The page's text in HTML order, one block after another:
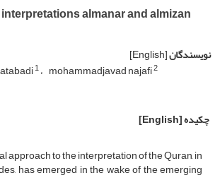
almanar and almizan
نویسندگان[English]
1 mohammadjavad najafi2
چکیده[English]
approach to the interpretation of the Quran, in
has emerged in the wake of the emerging